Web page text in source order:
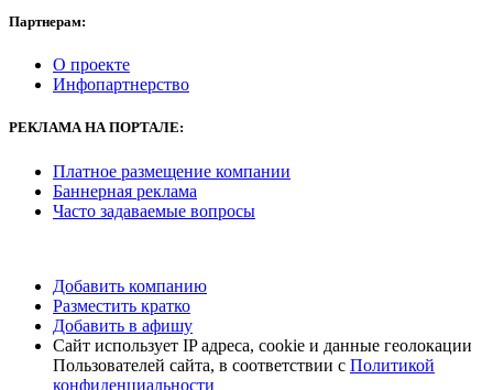
Партнерам:
О проекте
Инфопартнерство
РЕКЛАМАНА ПОРТАЛЕ:
Платное размещение компании
Баннерная реклама
Часто задаваемые вопросы
Добавить компанию
Разместить кратко
Добавить в афишу
Сайт использует IP адреса, cookie и данные геолокации
Пользователей сайта, в соответствии с Политикой
конфиденциальности